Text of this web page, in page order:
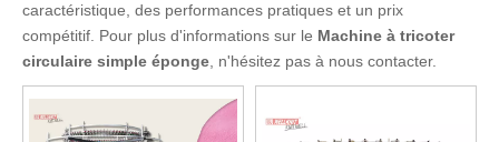
caractéristique, des performances pratiques et un prix
compétitif. Pour plus d'informations sur le Machine à tricoter
circulaire simple éponge, n'hésitez pas à nous contacter.